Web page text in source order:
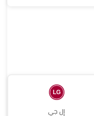
إل جي